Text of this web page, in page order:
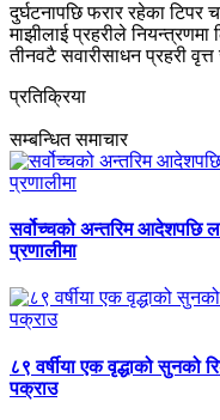
दुर्घटनापछि फरार रहेका टिपर
माझीलाई प्रहरीले
तीनवटै सवारीसाधन प्रहरी
प्रतिक्रिया
सम्बन्धित समाचार
सर्वोच्चको अन्तरिम आदेशपछि
प्रणालीमा
८९ वर्षीया एक वृद्धाको सुनको
पक्राउ